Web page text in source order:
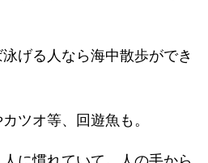
げる人なら海中散歩ができ
ツオ等、回遊魚も。